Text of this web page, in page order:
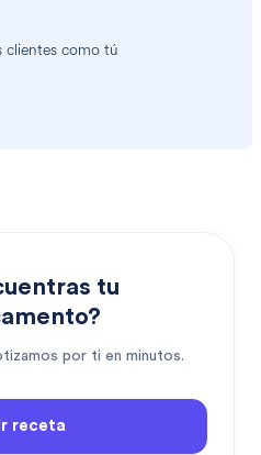
clientes como tú
tu
por ti en minutos.
receta